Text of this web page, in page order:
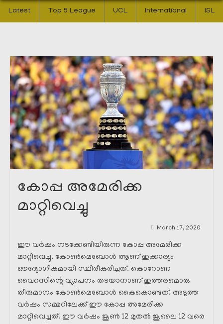
Latest Top 5 League UCL International ISL
കോപ്പ അമേരിക്ക
മാറ്റിവെച്ചു
March 17, 2020
ഈ വർഷം നടക്കേണ്ടിയിരുന്ന കോപ്പ അമേരിക്ക
മാറ്റിവെച്ചു. കോൺമെബോൾ ആണ് ഇക്കാര്യം
ഔദ്യോഗികമായി സ്ഥിരീകരിച്ചത്. കൊറോണ
വൈറസിന്റെ വ്യാപനം തടയാനാണ് ഇത്തരമൊരു
തീരുമാനം കോൺമെബോൾ കൈകൊണ്ടത്. അടുത്ത
വർഷം സമ്മറിലേക്ക് ഈ കോപ്പ അമേരിക്ക
മാറ്റിവെച്ചത്. ഈ വർഷം ജൂൺ 12 മുതൽ ജൂലൈ 12 വരെ